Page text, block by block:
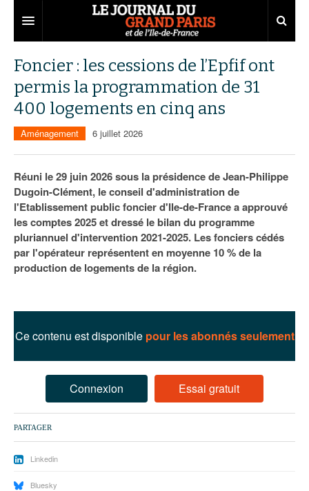
Territoires
Aménagement
Collectivités
Services urbains
Entreprises
Développement économique
Attractivité
Innovation
Transport
Départements
77
78
91
93
94
Nominations
Portraits
Agenda
Les Assises du Grand Paris
Éditions précédentes
Le podcast
Ecouter les épisodes
Foncier : les cessions de l’Epfif ont
permis la programmation de 31
400 logements en cinq ans
Aménagement 6 juillet 2026
Réuni le 29 juin 2026 sous la présidence de Jean-Philippe
Dugoin-Clément, le conseil d'administration de
l'Etablissement public foncier d'Ile-de-France a approuvé
les comptes 2025 et dressé le bilan du programme
pluriannuel d'intervention 2021-2025. Les fonciers cédés
par l'opérateur représentent en moyenne 10 % de la
production de logements de la région.
Ce contenu est disponible pour les abonnés seulement
Connexion Essai gratuit
PARTAGER
Linkedin
Bluesky